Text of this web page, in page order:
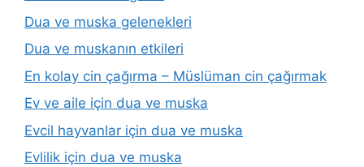
Dua ve muska gelenekleri
Dua ve muskanın etkileri
En kolay cin çağırma – Müslüman cin çağırmak
Ev ve aile için dua ve muska
Evcil hayvanlar için dua ve muska
Evlilik için dua ve muska